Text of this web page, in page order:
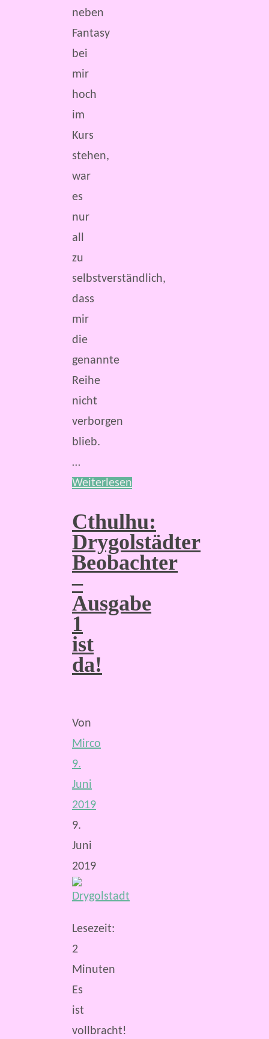
neben
Fantasy
bei
mir
hoch
im
Kurs
stehen,
war
es
nur
all
zu
selbstverständlich,
dass
mir
die
genannte
Reihe
nicht
verborgen
blieb.
…
Weiterlesen
Cthulhu:
Drygolstädter
Beobachter
–
Ausgabe
1
ist
da!
Von
Mirco
9.
Juni
2019
9.
Juni
2019
Lesezeit:
2
Minuten
Es
ist
vollbracht!